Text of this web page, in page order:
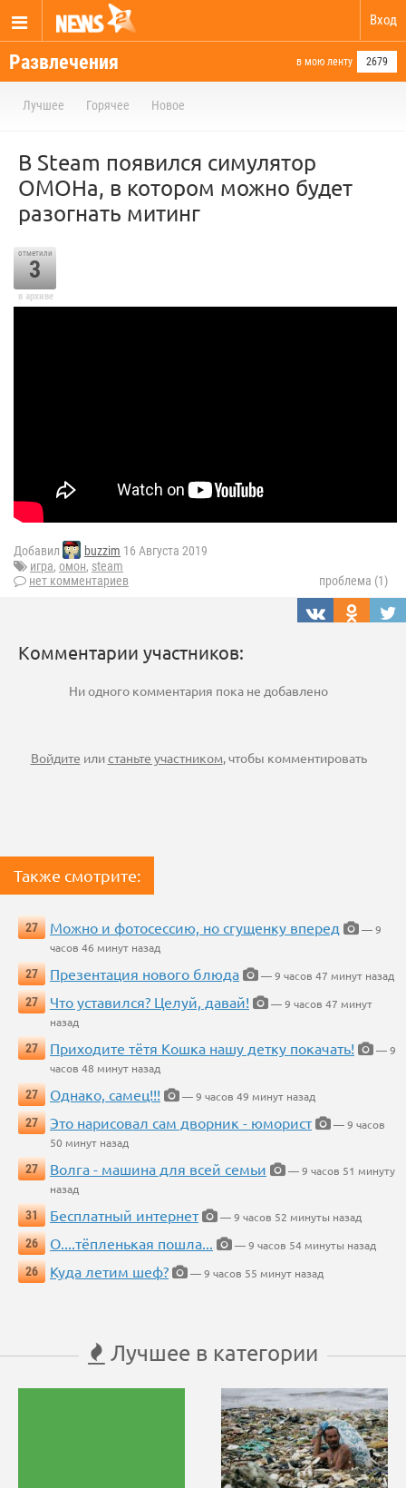
Вход
Развлечения в мою ленту 2679
Лучшее Горячее Новое
В Steam появился симулятор
ОМОНа, в котором можно будет
разогнать митинг
отметили
3
в архиве
Добавил buzzim 16 Августа 2019
игра, омон, steam
нет комментариев
проблема (1)
Комментарии участников:
Ни одного комментария пока не добавлено
Войдите илистаньте участником, чтобы комментировать
Также смотрите:
27 Можно и фотосессию, но сгущенку вперед
— 9
часов 46 минут назад
27
Презентация нового блюда
— 9 часов 47 минут назад
27
Что уставился? Целуй, давай!
— 9 часов 47 минут
назад
27
Приходите тётя Кошка нашу детку покачать!
— 9
часов 48 минут назад
27
Однако, самец!!!
— 9 часов 49 минут назад
27
Это нарисовал сам дворник - юморист
— 9 часов
50 минут назад
27
Волга - машина для всей семьи
— 9 часов 51 минуту
назад
31
Бесплатный интернет
— 9 часов 52 минуты назад
26
О....тёпленькая пошла...
— 9 часов 54 минуты назад
26
Куда летим шеф? — 9 часов 55 минут назад
Лучшее в категории